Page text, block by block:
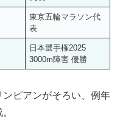
東京五輪マラソン代
表
日本選手権2025
3000m障害 優勝
ピアンがそろい、例年